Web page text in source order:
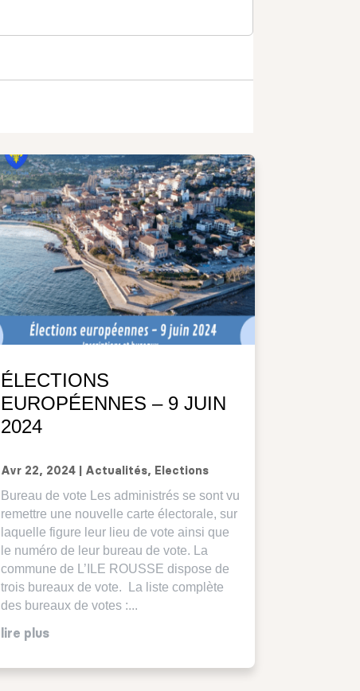
ÉLECTIONS
EUROPÉENNES – 9 JUIN
2024
Avr 22, 2024| Actualités, Elections
Bureau de vote Les administrés se sont vu
remettre une nouvelle carte électorale, sur
laquelle figure leur lieu de vote ainsi que
le numéro de leur bureau de vote. La
commune de L’ILE ROUSSE dispose de
trois bureaux de vote. La liste complète
des bureaux de votes :...
lire plus